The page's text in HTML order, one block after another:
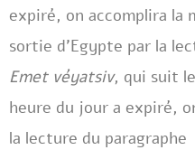
expiré, on accomplira la
sortie d’Egypte par la
Emet véyatsiv, qui suit
heure du jour a expiré,
la lecture du paragraphe